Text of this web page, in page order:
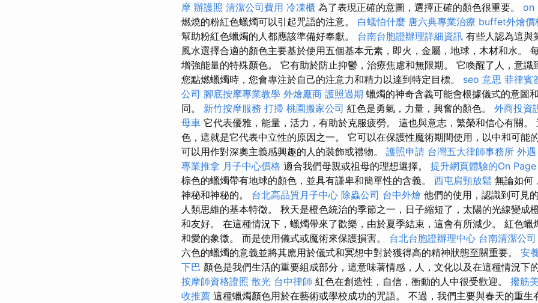
摩 辦護照 清潔公司費用 冷凍櫃 為了表現正確的意圖，選擇正確的顏色很重要。 on
燃燒的粉紅色蠟燭可以引起咒語的注意。 白蟻怕什麼 唐六典專業治療 buffet外燴價
幫助粉紅色蠟燭的人都應該準備好奉獻。 台南台胞證辦理詳細資訊 有些人認為這與
風水選擇合適的顏色主要基於使用五個基本元素，即火，金屬，地球，木材和水。
增強能量的特殊顏色。 它有助於防止抑鬱，治療焦慮和無限期。 它喚醒了人，意識
您點燃蠟燭時，您會專注於自己的注意力和精力以達到特定目標。 seo 意思 菲律賓
公司 腳底按摩專業教學 外燴廠商 護照過期 蠟燭的神奇含義可能會根據儀式的意圖
同。 新竹按摩服務 打掃 桃園搬家公司 紅色是勇氣，力量，興奮的顏色。 外商投資
母車 它代表優雅，能量，活力，有助於克服疲勞。 這也與意志，繁榮和信心有關。
色，這就是它代表中立性的原因之一。 它可以在保護性魔術期間使用，以中和可能
可以用作對深奧主義感興趣的人的裝飾或禮物。 護照申請 台灣五大律師事務所 外遇
專業推拿 月子中心價格 適合我們母親或祖母的理想選擇。 提升網頁體驗的On Page
棕色的蠟燭帶有地球的顏色，並具有謙卑和簡單性的含義。 西屯肩頸放鬆 無論如何
神秘和神秘的。 台北高品質月子中心 除蟲公司 台中外燴 他們的使用，認識到可見
人類思維的基本特徵。 秋天是橙色統治的季節之一，日子縮短了，太陽的光線變成
和友好。 在這種情況下，蠟燭帶來了歡樂，由於夏季結束，這會有所減少。 紅色蠟
和愛的象徵。 而是使用儀式或魔術來保護損害。 台北台胞證辦理中心 台南清潔公司
六色的蠟燭的意義並將其應用於儀式和冥想中對於獲得高的精神狀態至關重要。 安
下巴 顏色是我們生活的重要組成部分，這意味著情感，人，文化以及在這種情況下
按摩師資格證照 散光 台中律師 紅色在創造性，自信，衝動的人中很受歡迎。 撥筋
收推薦 這種蠟燭顏色用於在藝術或學校成功的咒語。 不過，我們主要與春天的重生